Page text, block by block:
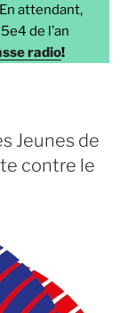
attendant,
de l’an
radio!
Jeunes de
contre le